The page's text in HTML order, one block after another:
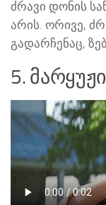
ძრავი დონის
არის. ორივე,
გადარჩენაც,
5.